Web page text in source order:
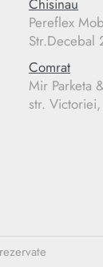
Chisinau
Pereflex
Comrat
Mir Parketa
str. Victoriei,